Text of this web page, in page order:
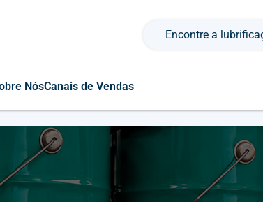
NósCanais de Vendas